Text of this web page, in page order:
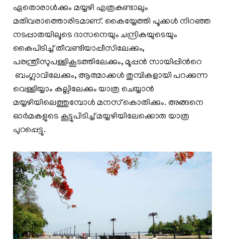
ഏതൊരാൾക്കും മയ്യഴി എത്രകണ്ടാലും
മതിവരാത്തൊരിടമാണ്. കൈയ്യേത്തി പൂക്കൾ നിറഞ്ഞ
നടപ്പാതയിലൂടെ ദാസനെയും ചന്ദ്രികയുടെയും
കൈപിടിച്ച് തീവണ്ടിയാപ്പീസിലേക്കും,
പരന്ത്രീസുപള്ളികൂടത്തിലേക്കും, മൂപ്പൻ സായിപ്പിന്‍റെ
ബംഗ്ലാവിലേക്കും, ആത്മാക്കൾ തുമ്പികളായി പറക്കുന്ന
വെള്ളിയ്യാം കല്ലിലേക്കും യാത്ര ചെയ്യാൻ
മയ്യഴിയിലെത്തുമ്പോൾ മനസ് കൊതിക്കും. അങ്ങനെ
ഓർമകളുടെ കൂട്ടുപിടിച്ച് മയ്യഴിയിലേക്കൊരു യാത്ര
പുറപ്പെട്ടു.